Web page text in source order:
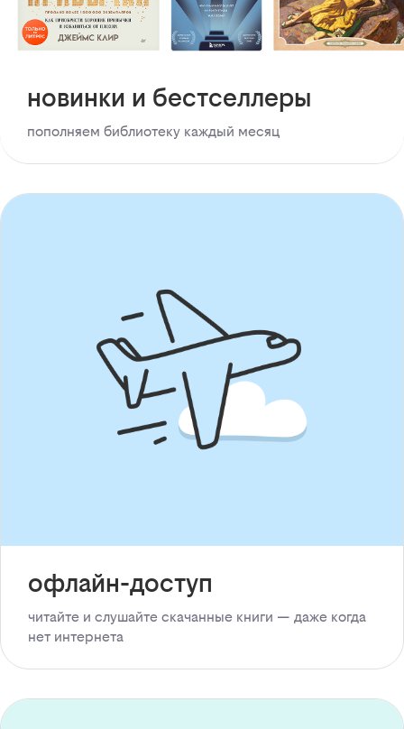
новинки и бестселлеры
пополняем библиотеку каждый месяц
офлайн-доступ
читайте и слушайте скачанные книги — даже когда
нет интернета